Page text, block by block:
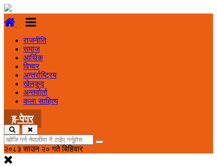
राजनीति
समाज
आर्थिक
विचार
अन्तर्राष्ट्रिय
खेलकुद
अन्तर्वार्ता
कला साहित्य
इ-पेपर
२०८३ साउन २० गते बिहिवार